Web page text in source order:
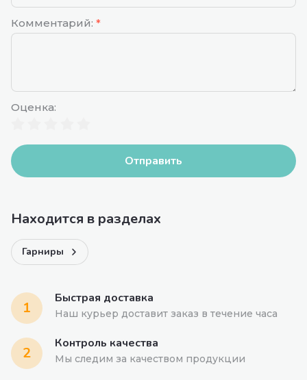
Комментарий: *
Оценка:
Отправить
Находится в разделах
Гарниры
1
Быстрая доставка
Наш курьер доставит заказ в течение часа
2
Контроль качества
Мы следим за качеством продукции